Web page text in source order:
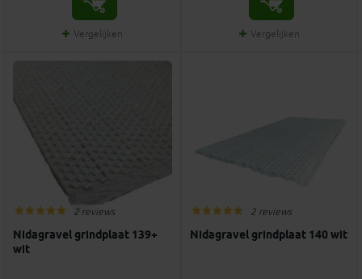
Vergelijken Vergelijken
2 reviews
Nidagravel grindplaat 139+
wit
2 reviews
Nidagravel grindplaat 140 wit